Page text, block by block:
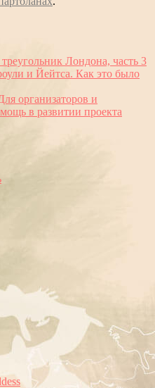
Лондона, часть 3
и Йейтса. Как это было
организаторов и
в развитии проекта